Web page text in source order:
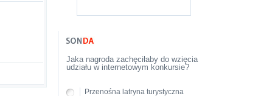
Jaka nagroda zachęciłaby do wzięcia
udziału w internetowym konkursie?
Przenośna latryna turystyczna